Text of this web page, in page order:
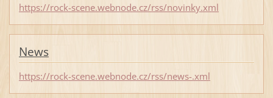
https://rock-scene.webnode.cz/rss/novinky.xml
News
https://rock-scene.webnode.cz/rss/news-.xml